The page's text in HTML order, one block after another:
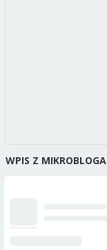
WPIS Z MIKROBLOGA